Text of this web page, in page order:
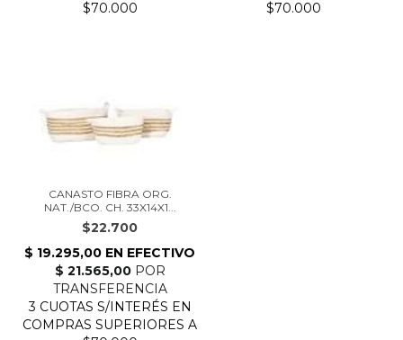
CANASTO FIBRA ORG.
NAT./BCO. CH. 33X14X1...
$22.700